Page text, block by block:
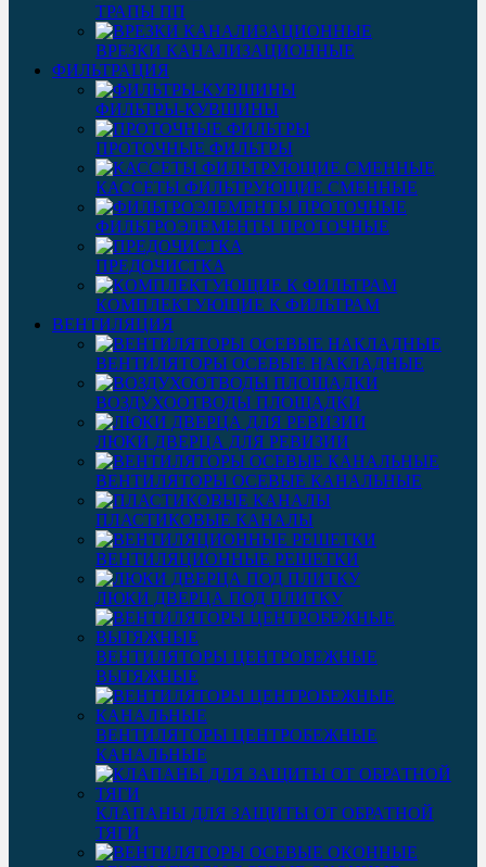
ТРАПЫ ПП
ВРЕЗКИ КАНАЛИЗАЦИОННЫЕ
ФИЛЬТРАЦИЯ
ФИЛЬТРЫ-КУВШИНЫ
ПРОТОЧНЫЕ ФИЛЬТРЫ
КАССЕТЫ ФИЛЬТРУЮЩИЕ СМЕННЫЕ
ФИЛЬТРОЭЛЕМЕНТЫ ПРОТОЧНЫЕ
ПРЕДОЧИСТКА
КОМПЛЕКТУЮЩИЕ К ФИЛЬТРАМ
ВЕНТИЛЯЦИЯ
ВЕНТИЛЯТОРЫ ОСЕВЫЕ НАКЛАДНЫЕ
ВОЗДУХООТВОДЫ ПЛОЩАДКИ
ЛЮКИ ДВЕРЦА ДЛЯ РЕВИЗИИ
ВЕНТИЛЯТОРЫ ОСЕВЫЕ КАНАЛЬНЫЕ
ПЛАСТИКОВЫЕ КАНАЛЫ
ВЕНТИЛЯЦИОННЫЕ РЕШЕТКИ
ЛЮКИ ДВЕРЦА ПОД ПЛИТКУ
ВЕНТИЛЯТОРЫ ЦЕНТРОБЕЖНЫЕ
ВЫТЯЖНЫЕ
ВЕНТИЛЯТОРЫ ЦЕНТРОБЕЖНЫЕ
КАНАЛЬНЫЕ
КЛАПАНЫ ДЛЯ ЗАЩИТЫ ОТ ОБРАТНОЙ
ТЯГИ